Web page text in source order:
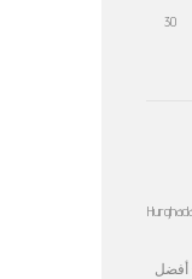
30
أفضل